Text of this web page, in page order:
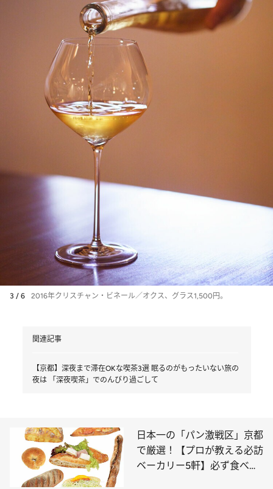
3 / 6 2016年クリスチャン・ビネール／オクス、グラス1,500円。
関連記事
【京都】深夜まで滞在OKな喫茶3選 眠るのがもったいない旅の
夜は 「深夜喫茶」でのんびり過ごして
日本一の「パン激戦区」京都
で厳選！【プロが教える必訪
ベーカリー5軒】必ず食べた